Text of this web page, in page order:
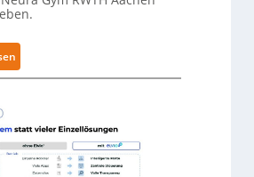
c
u
r
t
L
e
N
r
a